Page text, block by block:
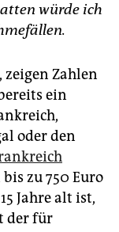
würde ich
zeigen Zahlen
ein
oder den
zu 750 Euro
Jahre alt ist,
der für